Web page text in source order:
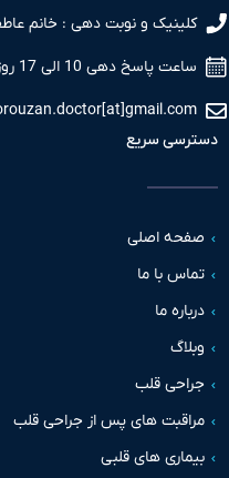
کلینیک و نوبت دهی : خانم عاطفی ۰۹۱۰۴۸۰۸۱۶۶-
ساعت پاسخ دهی 10 الی 17 روز های شنبه الی چهارشنبه
دسترسی سریع
صفحه اصلی
تماس با ما
درباره ما
وبلاگ
جراحی قلب
مراقبت های پس از جراحی قلب
بیماری های قلبی